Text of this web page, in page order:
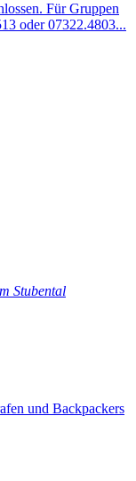
Für Gruppen
oder 07322.4803...
Stubental
und Backpackers